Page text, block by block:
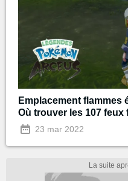
Emplacement flammes
Où trouver les 107 feux
23 mar 2022